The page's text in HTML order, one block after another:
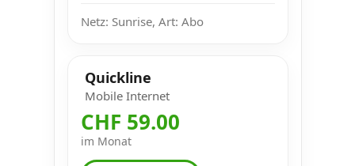
Netz: Sunrise, Art: Abo
Quickline
Mobile Internet
CHF 59.00
im Monat